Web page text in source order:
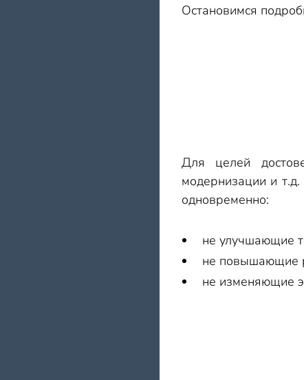
Остановимся
Для целей
модернизации и
одновременно:
не улучшающие
не повышающие
не изменяющие